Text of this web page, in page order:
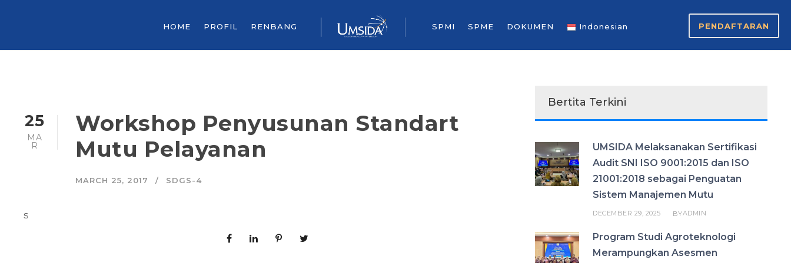
HOME PROFIL RENBANG SPMI SPME DOKUMEN Indonesian PENDAFTARAN
25
MA
R
Workshop Penyusunan Standart
Mutu Pelayanan
MARCH 25, 2017 SDGS-4
s
Bertita Terkini
UMSIDA Melaksanakan Sertifikasi
Audit SNI ISO 9001:2015 dan ISO
21001:2018 sebagai Penguatan
Sistem Manajemen Mutu
DECEMBER 29, 2025 BYADMIN
Program Studi Agroteknologi
Merampungkan Asesmen